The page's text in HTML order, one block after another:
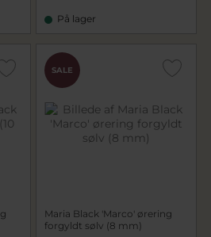
På lager
SALE
Maria Black 'Marco' ørering
forgyldt sølv (8 mm)